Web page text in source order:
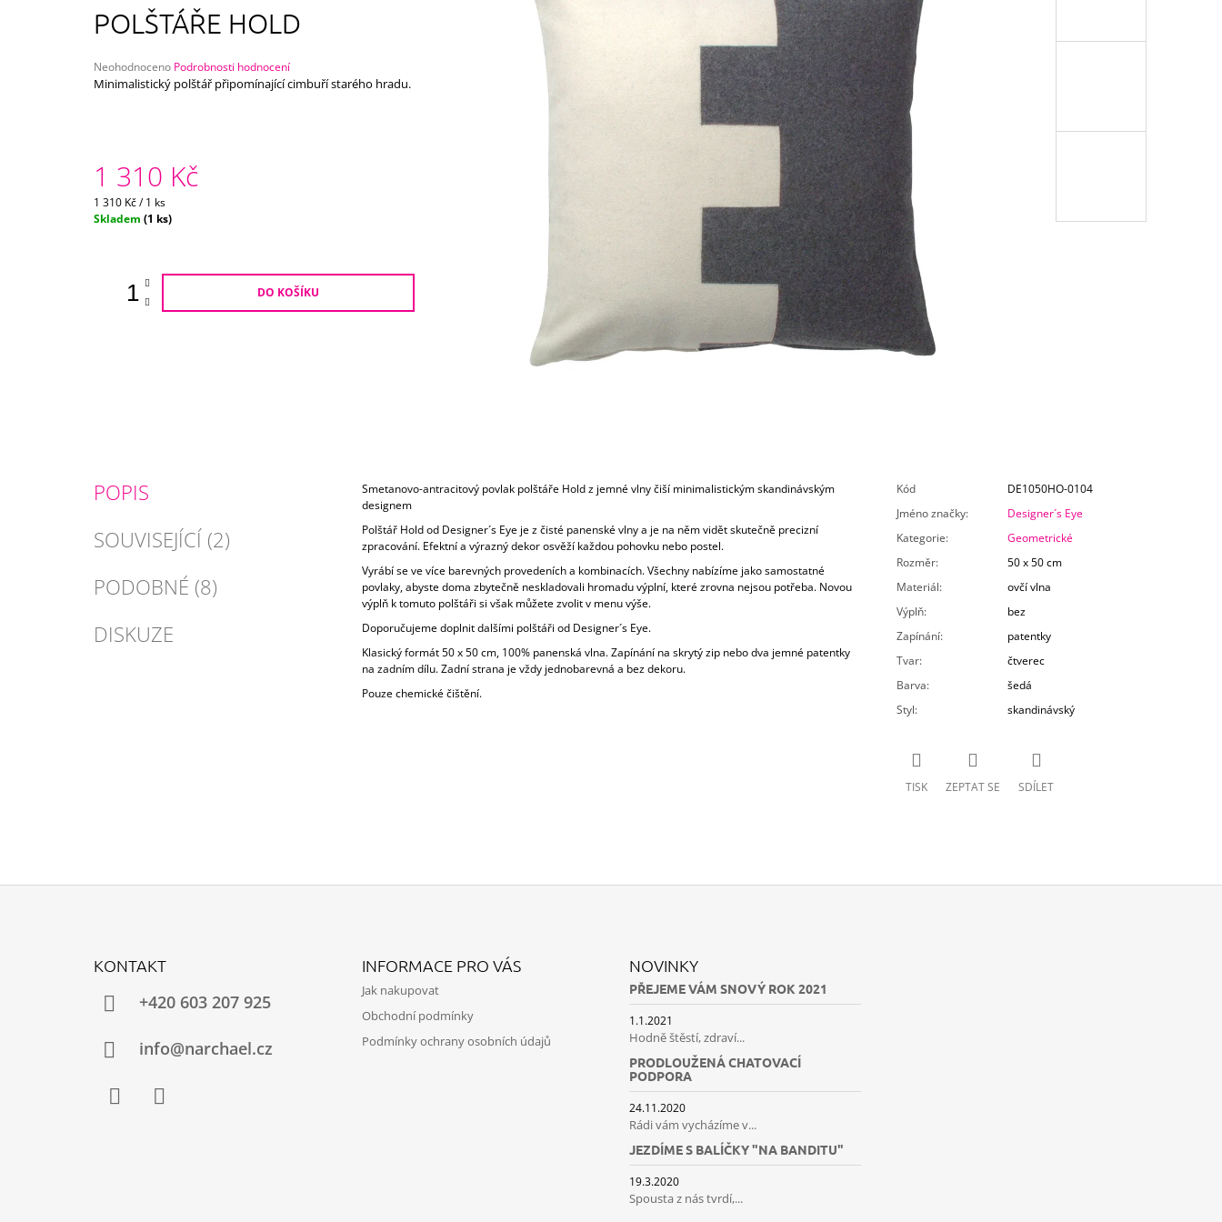
POLŠTÁŘE HOLD
Průměrné
hodnocení
hvězdiček.
Neohodnoceno Podrobnosti hodnocení
Minimalistický polštář připomínající cimbuří starého hradu.
1 310 Kč
Měrná
cena:
1 310 Kč / 1 ks
Skladem (1 ks)
DO KOŠÍKU
POPIS
SOUVISEJÍCÍ (2)
PODOBNÉ (8)
DISKUZE
Smetanovo-antracitový povlak polštáře Hold z jemné vlny čiší minimalistickým skandinávským
designem
Polštář Hold od Designer´s Eye je z čisté panenské vlny a je na něm vidět skutečně precizní
zpracování. Efektní a výrazný dekor osvěží každou pohovku nebo postel.
Vyrábí se ve více barevných provedeních a kombinacích. Všechny nabízíme jako samostatné
povlaky, abyste doma zbytečně neskladovali hromadu výplní, které zrovna nejsou potřeba. Novou
výplň k tomuto polštáři si však můžete zvolit v menu výše.
Doporučujeme doplnit dalšími polštáři od Designer´s Eye.
Klasický formát 50 x 50 cm, 100% panenská vlna. Zapínání na skrytý zip nebo dva jemné patentky
na zadním dílu. Zadní strana je vždy jednobarevná a bez dekoru.
Pouze chemické čištění.
Kód
DE1050HO-0104
Jméno značky:
Designer´s Eye
Kategorie:
Geometrické
Rozměr:
50 x 50 cm
Materiál:
ovčí vlna
Výplň:
bez
Zapínání:
patentky
Tvar:
čtverec
Barva:
šedá
Styl: skandinávský
TISK ZEPTAT SE SDÍLET
750 Kč
KONTAKT
+420 603 207 925
info@narchael.cz
INFORMACE PRO VÁS
Jak nakupovat
Obchodní podmínky
Podmínky ochrany osobních údajů
NOVINKY
PŘEJEME VÁM SNOVÝ ROK 2021
1.1.2021
Hodně štěstí, zdraví...
PRODLOUŽENÁ CHATOVACÍ
PODPORA
24.11.2020
Rádi vám vycházíme v...
JEZDÍME S BALÍČKY "NA BANDITU"
19.3.2020
Spousta z nás tvrdí,...